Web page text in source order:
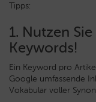
Tipps:
1. Nutzen
Keywords!
Ein Keyword pro
Google umfassende
Vokabular voller